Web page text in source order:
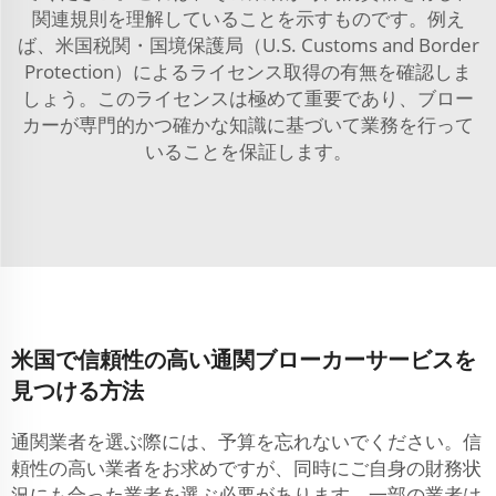
関連規則を理解していることを示すものです。例え
ば、米国税関・国境保護局（U.S. Customs and Border
Protection）によるライセンス取得の有無を確認しま
しょう。このライセンスは極めて重要であり、ブロー
カーが専門的かつ確かな知識に基づいて業務を行って
いることを保証します。
米国で信頼性の高い通関ブローカーサービスを
見つける方法
通関業者を選ぶ際には、予算を忘れないでください。信
頼性の高い業者をお求めですが、同時にご自身の財務状